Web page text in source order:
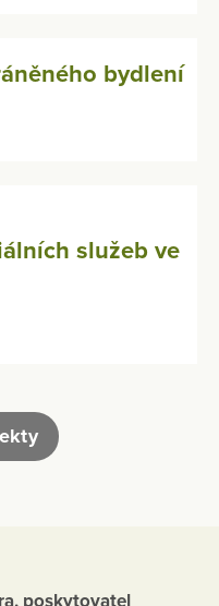
bydlení
služeb ve
poskytovatel